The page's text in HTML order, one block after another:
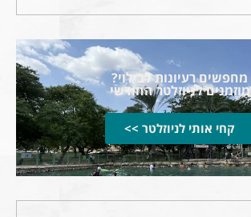
מחפשים רעיונות לבילוי?
מוזמנים לניוזלטר החודשי
קחי אותי לניוזלטר >>